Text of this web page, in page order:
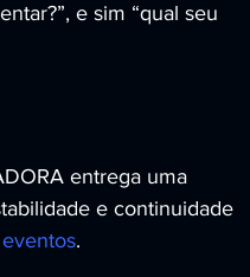
e sim “qual seu
entrega uma
e continuidade
.